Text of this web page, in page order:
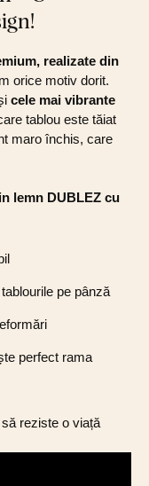
realizate din
orice motiv dorit.
cele mai vibrante
tablou este tăiat
maro închis, care
lemn DUBLEZ cu
pe pânză
perfect rama
reziste o viață